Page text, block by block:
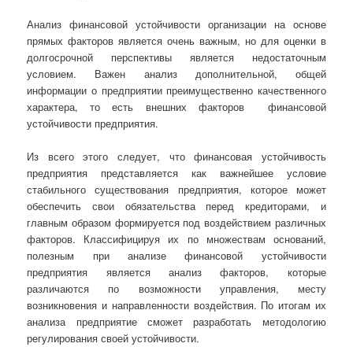
Анализ финансовой устойчивости организации на основе
прямых факторов является очень важным, но для оценки в
долгосрочной перспективы является недостаточным
условием. Важен анализ дополнительной, общей
информации о предприятии преимущественно качественного
характера, то есть внешних факторов финансовой
устойчивости предприятия.
Из всего этого следует, что финансовая устойчивость
предприятия представляется как важнейшее условие
стабильного существования предприятия, которое может
обеспечить свои обязательства перед кредиторами, и
главным образом формируется под воздействием различных
факторов. Классифицируя их по множествам оснований,
полезным при анализе финансовой устойчивости
предприятия является анализ факторов, которые
различаются по возможности управления, месту
возникновения и направленности воздействия. По итогам их
анализа предприятие сможет разработать методологию
регулирования своей устойчивости.